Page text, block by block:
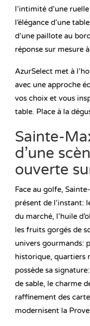
l’intimité d’une
l’élégance d’une
d’une paillote au
réponse sur mesure
AzurSelect met à
avec une approche
vos choix et vous
table. Place à la
Sainte-
d’une
ouverte
Face au golfe,
présent de l’instant:
du marché, l’huile
les fruits gorgés de
univers gourmands:
historique, quartiers
possède sa
de sable, le charme
raffinement des
modernisent la